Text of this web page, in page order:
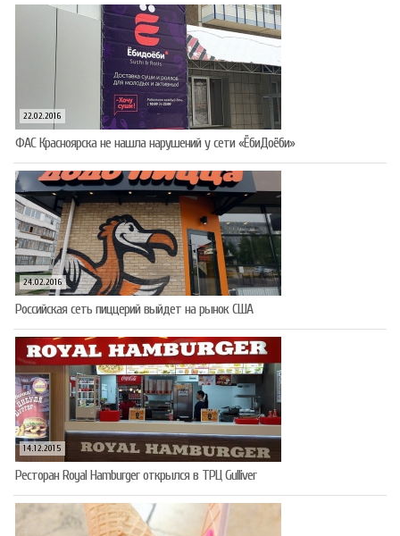
22.02.2016
ФАС Красноярска не нашла нарушений у сети «ЁбиДоёби»
24.02.2016
Российская сеть пиццерий выйдет на рынок США
14.12.2015
Ресторан Royal Hamburger открылся в ТРЦ Gulliver